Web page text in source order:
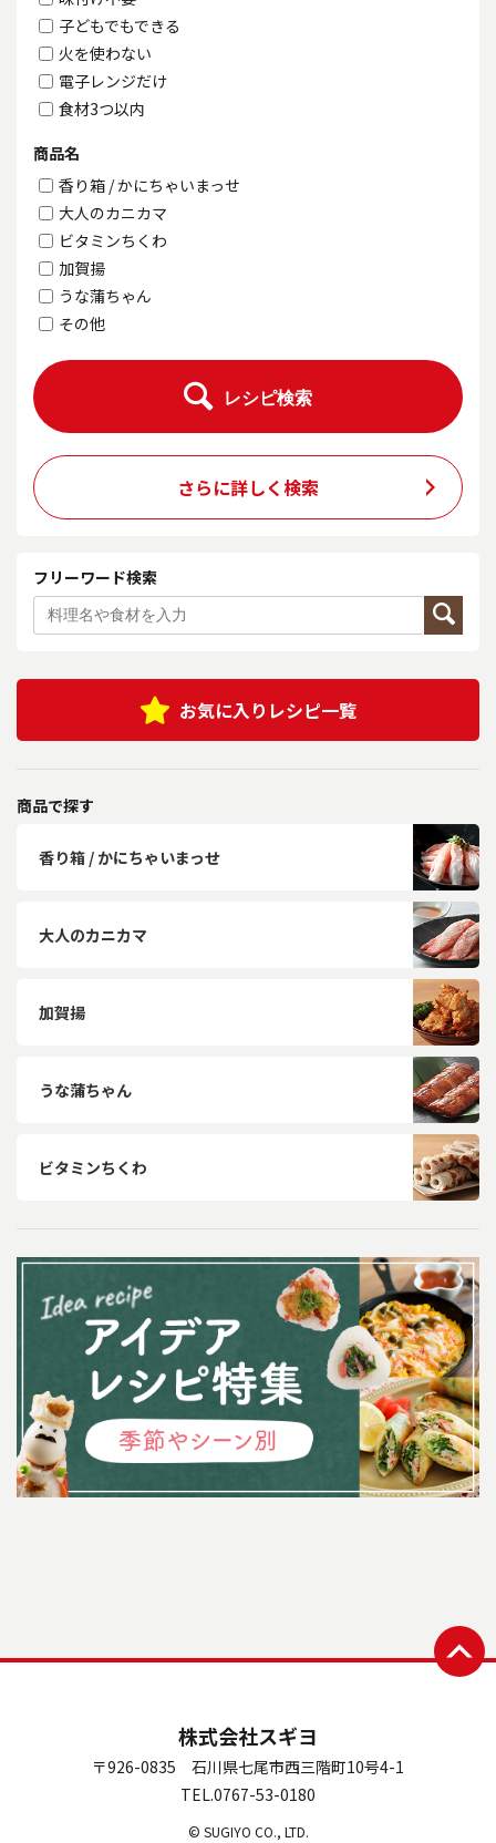
子どもでもできる
火を使わない
電子レンジだけ
食材3つ以内
商品名
香り箱 / かにちゃいまっせ
大人のカニカマ
ビタミンちくわ
加賀揚
うな蒲ちゃん
その他
レシピ検索
さらに詳しく検索
フリーワード検索
お気に入りレシピ一覧
商品で探す
香り箱 / かにちゃいまっせ
大人のカニカマ
加賀揚
うな蒲ちゃん
ビタミンちくわ
株式会社スギヨ
〒926-0835 石川県七尾市西三階町10号4-1
TEL.0767-53-0180
© SUGIYO CO., LTD.